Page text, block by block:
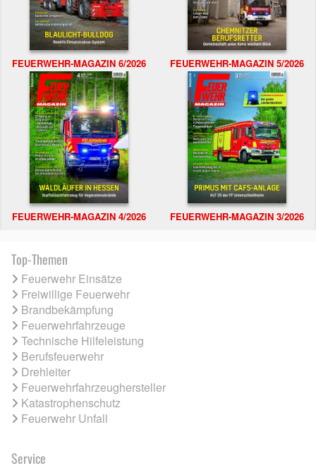
FEUERWEHR-MAGAZIN 6/2026 FEUERWEHR-MAGAZIN 5/2026
FEUERWEHR-MAGAZIN 4/2026 FEUERWEHR-MAGAZIN 3/2026
Top-Themen
Feuerwehr Einsätze
Freiwillige Feuerwehr
Brandbekämpfung
Feuerwehrfahrzeuge
Technische Hilfeleistung
Berufsfeuerwehr
Drehleiter
Feuerwehrfahrzeughersteller
Katastrophenschutz
Feuerwehr Unfall
Service